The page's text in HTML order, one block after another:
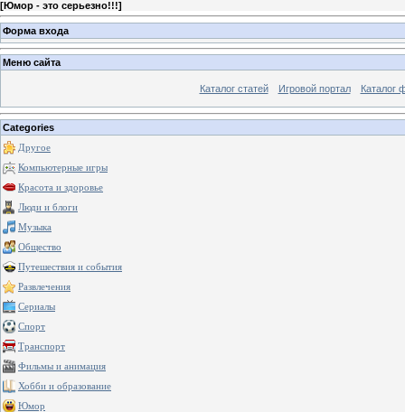
[Юмор - это серьезно!!!]
Форма входа
Меню сайта
Каталог статей Игровой портал Каталог
Categories
Другое
Компьютерные игры
Красота и здоровье
Люди и блоги
Музыка
Общество
Путешествия и события
Развлечения
Сериалы
Спорт
Транспорт
Фильмы и анимация
Хобби и образование
Юмор